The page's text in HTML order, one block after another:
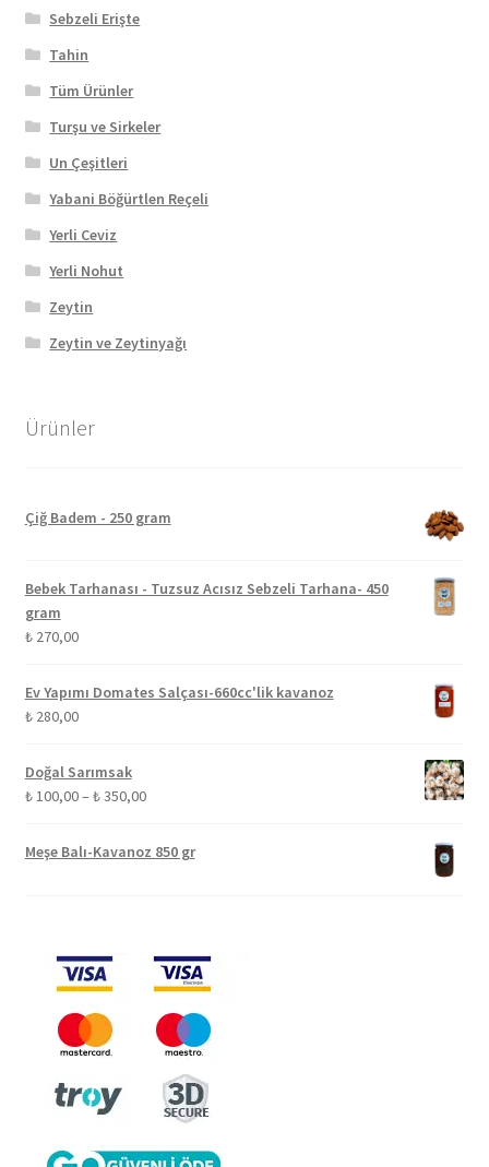
Sebzeli Erişte
Tahin
Tüm Ürünler
Turşu ve Sirkeler
Un Çeşitleri
Yabani Böğürtlen Reçeli
Yerli Ceviz
Yerli Nohut
Zeytin
Zeytin ve Zeytinyağı
Ürünler
Çiğ Badem - 250 gram
Bebek Tarhanası - Tuzsuz Acısız Sebzeli Tarhana- 450
gram
₺270,00
Ev Yapımı Domates Salçası-660cc'lik kavanoz
₺280,00
Doğal Sarımsak
₺100,00– ₺350,00Fiyat
₺ 100,00
Meşe Balı-Kavanoz 850 gr